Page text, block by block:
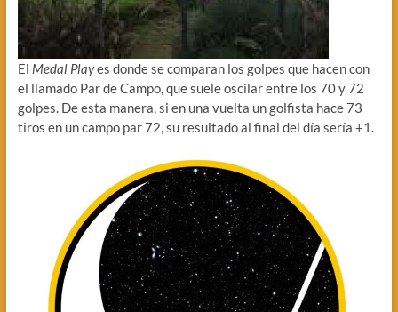
El Medal Playes donde se comparan los golpes que hacen con
el llamado Par de Campo, que suele oscilar entre los 70 y 72
golpes. De esta manera, si en una vuelta un golfista hace 73
tiros en un campo par 72, su resultado al final del día sería +1.